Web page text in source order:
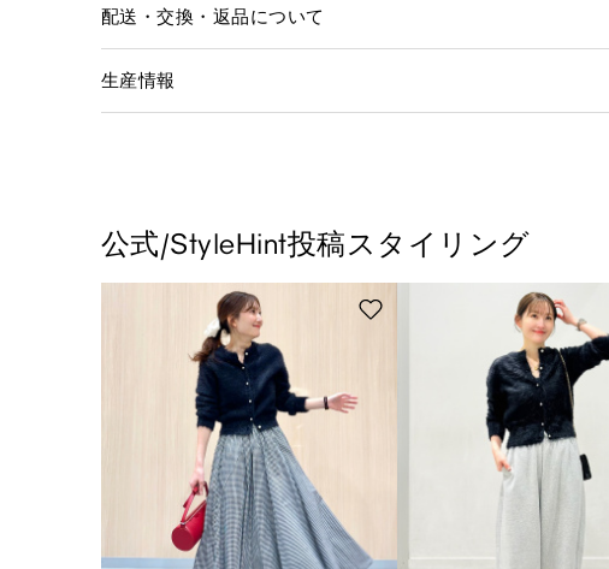
配送・交換・返品について
生産情報
公式/StyleHint投稿スタイリング